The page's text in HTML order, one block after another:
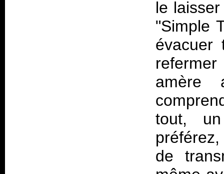
le
"Simple
évacuer
amère
tout,
de